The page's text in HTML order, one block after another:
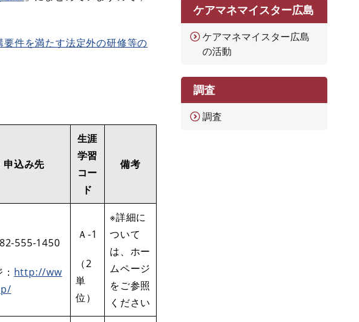
要件を満たす法定外の研修等の
申込み先
生涯
学習
コー
ド
備考
555-1450
http://ww
Ａ-1
（2
単
位）
※詳細に
ついて
は、ホー
ムページ
をご参照
ください
ケアマネマイスター広島
ケアマネマイスター広島
の活動
調査
調査